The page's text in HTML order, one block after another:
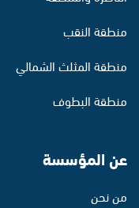
منطقة النقب
منطقة المثلث الشمالي
منطقة البطوف
عن المؤسسة
من نحن